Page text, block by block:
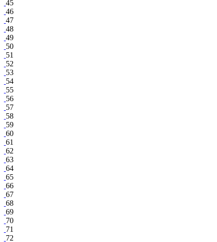
45
46
47
48
49
50
51
52
53
54
55
56
57
58
59
60
61
62
63
64
65
66
67
68
69
70
71
72